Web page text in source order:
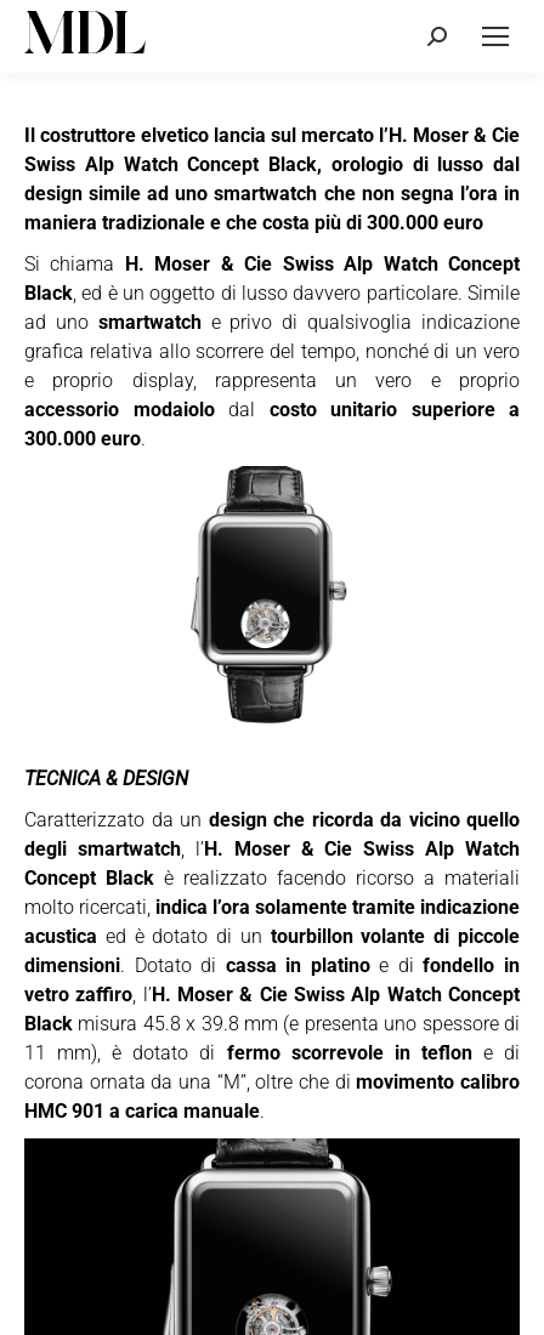
Cerca:
Il costruttore elvetico lancia sul mercato l’H. Moser & Cie
Swiss Alp Watch Concept Black, orologio di lusso dal
design simile ad uno smartwatch che non segna l’ora in
maniera tradizionale e che costa più di 300.000 euro
Si chiama H. Moser & Cie Swiss Alp Watch Concept
Black, ed è un oggetto di lusso davvero particolare. Simile
ad uno smartwatche privo di qualsivoglia indicazione
grafica relativa allo scorrere del tempo, nonché di un vero
e proprio display, rappresenta un vero e proprio
accessorio modaiolodal costo unitario superiore a
300.000 euro.
TECNICA & DESIGN
Caratterizzato da un design che ricorda da vicino quello
degli smartwatch, l’H. Moser & Cie Swiss Alp Watch
Concept Black è realizzato facendo ricorso a materiali
molto ricercati, indica l’ora solamente tramite indicazione
acustica ed è dotato di un tourbillon volante di piccole
dimensioni. Dotato di cassa in platinoe difondello in
vetro zaffiro , l’H. Moser & Cie Swiss Alp Watch Concept
Black misura 45.8 x 39.8 mm (e presenta uno spessore di
11 mm), è dotato di fermo scorrevole in teflone di
corona ornata da una “M”, oltre che dimovimento calibro
HMC 901 a carica manuale.